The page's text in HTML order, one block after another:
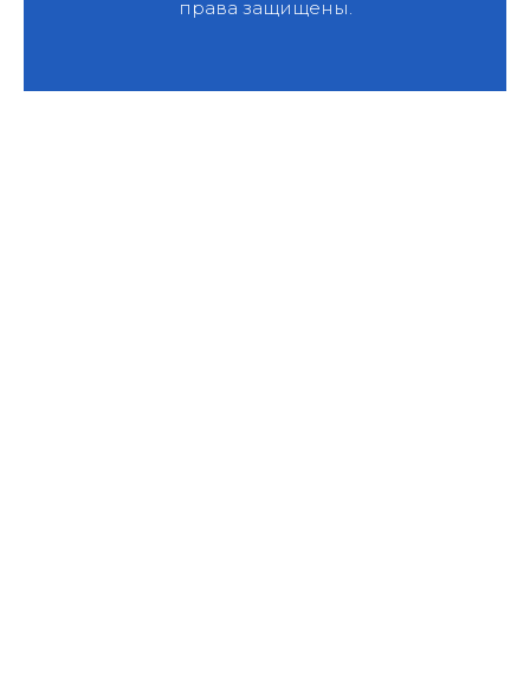
права защищены.